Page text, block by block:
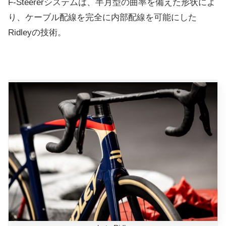
F-Steererシステムは、半月型の曲率を備えた形状によ
り、ケーブル配線を完全に内部配線を可能にした
Ridleyの技術。